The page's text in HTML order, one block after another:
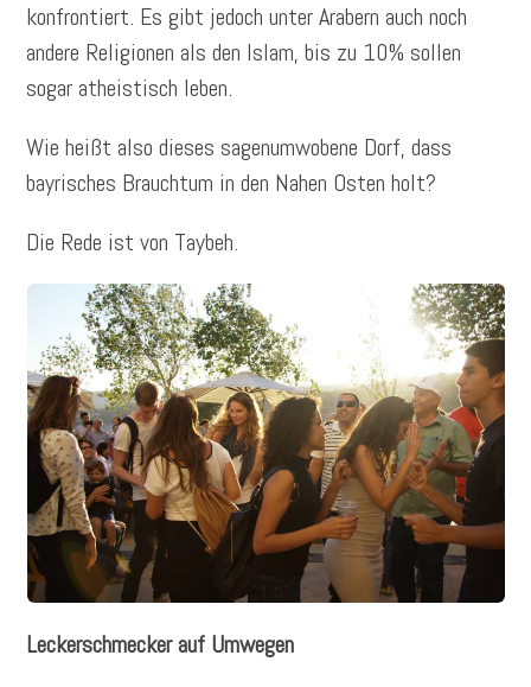
konfrontiert. Es gibt jedoch unter Arabern auch noch
andere Religionen als den Islam, bis zu 10% sollen
sogar atheistisch leben.
Wie heißt also dieses sagenumwobene Dorf, dass
bayrisches Brauchtum in den Nahen Osten holt?
Die Rede ist von Taybeh.
Leckerschmecker auf Umwegen